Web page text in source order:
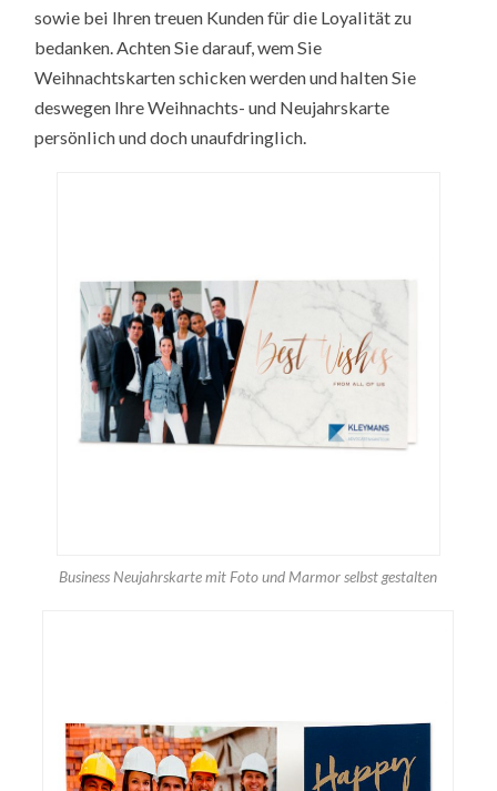
sowie bei Ihren treuen Kunden für die Loyalität zu
bedanken. Achten Sie darauf, wem Sie
Weihnachtskarten schicken werden und halten Sie
deswegen Ihre Weihnachts- und Neujahrskarte
persönlich und doch unaufdringlich.
Business Neujahrskarte mit Foto und Marmor selbst gestalten